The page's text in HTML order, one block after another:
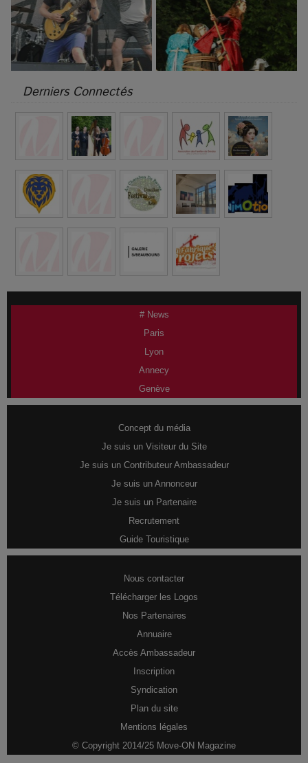
Derniers Connectés
# News
Paris
Lyon
Annecy
Genève
Concept du média
Je suis un Visiteur du Site
Je suis un Contributeur Ambassadeur
Je suis un Annonceur
Je suis un Partenaire
Recrutement
Guide Touristique
Nous contacter
Télécharger les Logos
Nos Partenaires
Annuaire
Accès Ambassadeur
Inscription
Syndication
Plan du site
Mentions légales
© Copyright 2014/25 Move-ON Magazine